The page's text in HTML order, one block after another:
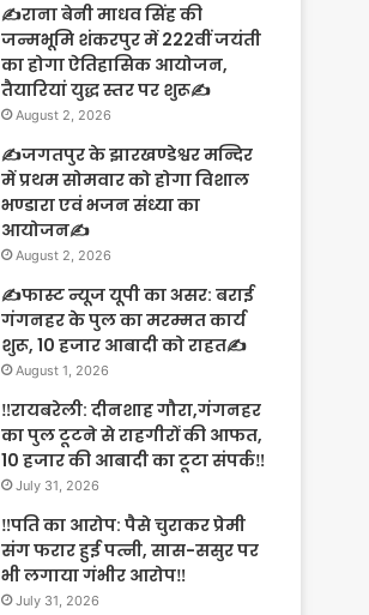
✍️राना बेनी माधव सिंह की
जन्मभूमि शंकरपुर में 222वीं जयंती
का होगा ऐतिहासिक आयोजन,
तैयारियां युद्ध स्तर पर शुरू✍️
August 2, 2026
✍️जगतपुर के झारखण्डेश्वर मन्दिर
में प्रथम सोमवार को होगा विशाल
भण्डारा एवं भजन संध्या का
आयोजन✍️
August 2, 2026
✍️फास्ट न्यूज यूपी का असर: बराई
गंगनहर के पुल का मरम्मत कार्य
शुरू, 10 हजार आबादी को राहत✍️
August 1, 2026
‼️रायबरेली: दीनशाह गौरा,गंगनहर
का पुल टूटने से राहगीरों की आफत,
10 हजार की आबादी का टूटा संपर्क‼️
July 31, 2026
‼️पति का आरोप: पैसे चुराकर प्रेमी
संग फरार हुई पत्नी, सास-ससुर पर
भी लगाया गंभीर आरोप‼️
July 31, 2026